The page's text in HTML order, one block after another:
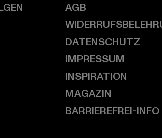
AGB
DATENSCHUTZ
IMPRESSUM
INSPIRATION
MAGAZIN
BARRIEREFREI-INFO